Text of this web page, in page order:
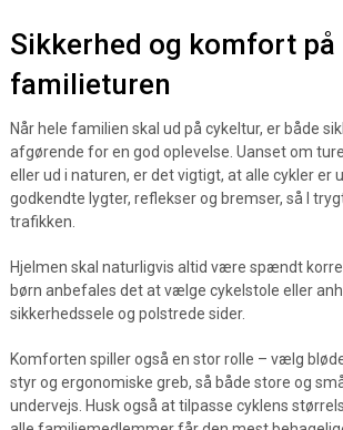
Sikkerhed og komfort på
familieturen
Når hele familien skal ud på cykeltur, er både
afgørende for en god oplevelse. Uanset om
eller ud i naturen, er det vigtigt, at alle cykler er
godkendte lygter, reflekser og bremser, så I
trafikken.
Hjelmen skal naturligvis altid være spændt
børn anbefales det at vælge cykelstole eller
sikkerhedssele og polstrede sider.
Komforten spiller også en stor rolle – vælg
styr og ergonomiske greb, så både store og
undervejs. Husk også at tilpasse cyklens